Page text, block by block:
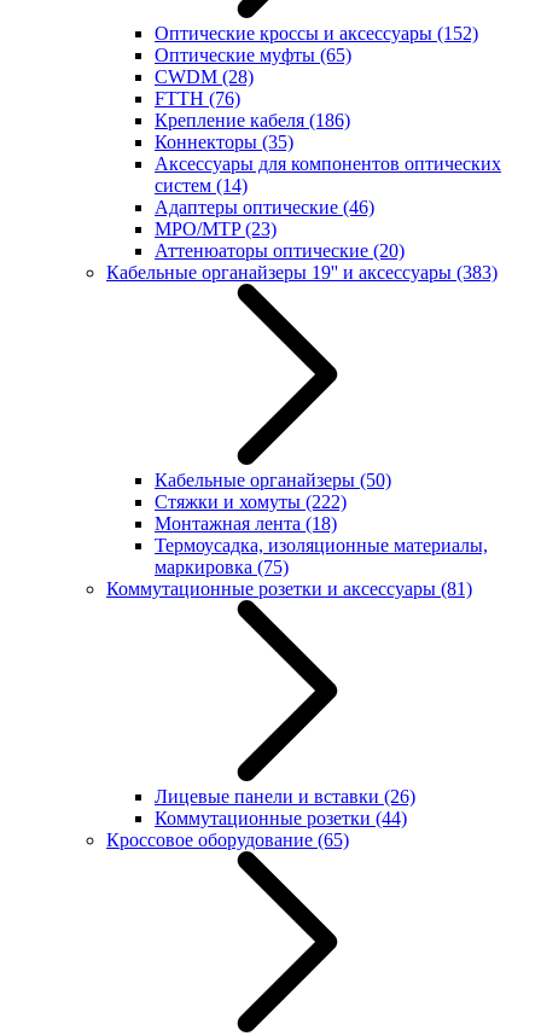
Оптические кроссы и аксессуары (152)
Оптические муфты (65)
CWDM (28)
FTTH (76)
Крепление кабеля (186)
Коннекторы (35)
Аксессуары для компонентов оптических
систем (14)
Адаптеры оптические (46)
MPO/MTP(23)
Аттенюаторы оптические (20)
Кабельные органайзеры 19'' и аксессуары (383)
Кабельные органайзеры (50)
Стяжки и хомуты (222)
Монтажная лента (18)
Термоусадка, изоляционные материалы,
маркировка (75)
Коммутационные розетки и аксессуары (81)
Лицевые панели и вставки (26)
Коммутационные розетки (44)
Кроссовое оборудование (65)